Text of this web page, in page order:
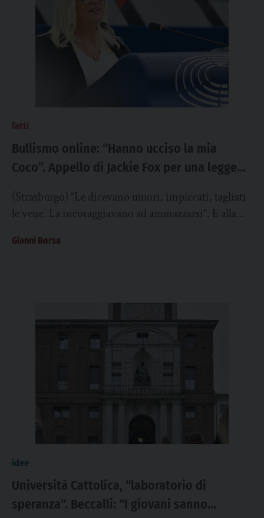
fatti
Bullismo online: “Hanno ucciso la mia
Coco”. Appello di Jackie Fox per una legge
(Strasburgo) “Le dicevano muori, impiccati, tagliati
le vene. La incoraggiavano ad ammazzarsi”. E alla
Fox,...
Gianni Borsa
idee
Università Cattolica, “laboratorio di
speranza”. Beccalli: “I giovani sanno